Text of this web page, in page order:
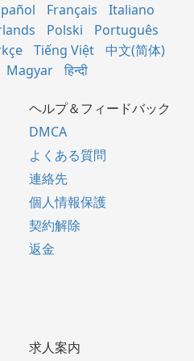
Français
Italiano
Polski
Português
Tiếng Việt
中文(简体)
Magyar हिन्दी
ヘルプ＆フィードバック
DMCA
よくある質問
連絡先
個人情報保護
契約解除
返金
求人案内